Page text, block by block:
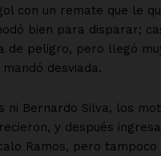
con un remate que le
bien para disparar;
de peligro, pero llegó
desviada.
ni Bernardo Silva, los
y después
Ramos, pero tampoco